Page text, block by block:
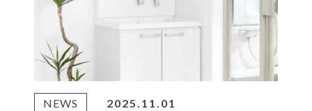
NEWS 2025.11.01